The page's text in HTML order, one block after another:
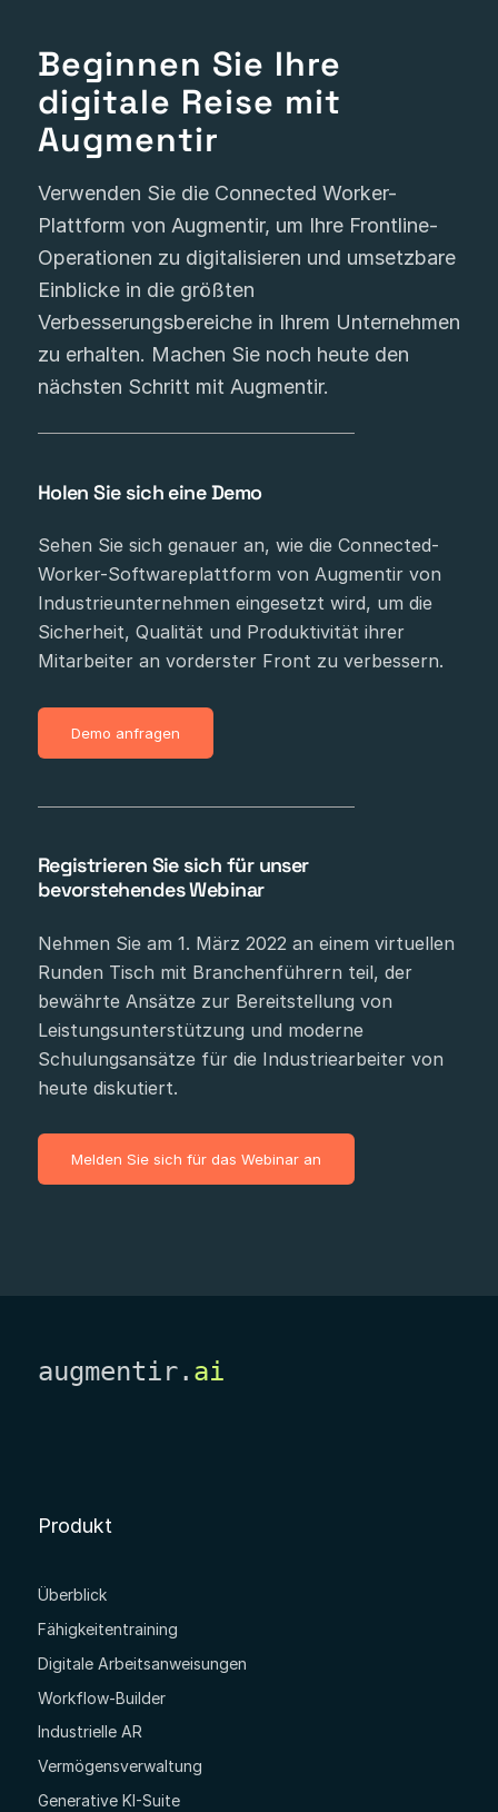
Beginnen Sie Ihre
digitale Reise mit
Augmentir
Verwenden Sie die Connected Worker-
Plattform von Augmentir, um Ihre Frontline-
Operationen zu digitalisieren und umsetzbare
Einblicke in die größten
Verbesserungsbereiche in Ihrem Unternehmen
zu erhalten. Machen Sie noch heute den
nächsten Schritt mit Augmentir.
Holen Sie sich eine Demo
Sehen Sie sich genauer an, wie die Connected-
Worker-Softwareplattform von Augmentir von
Industrieunternehmen eingesetzt wird, um die
Sicherheit, Qualität und Produktivität ihrer
Mitarbeiter an vorderster Front zu verbessern.
Demo anfragen
Registrieren Sie sich für unser
bevorstehendes Webinar
Nehmen Sie am 1. März 2022 an einem virtuellen
Runden Tisch mit Branchenführern teil, der
bewährte Ansätze zur Bereitstellung von
Leistungsunterstützung und moderne
Schulungsansätze für die Industriearbeiter von
heute diskutiert.
Melden Sie sich für das Webinar an
augmentir. ai
Produkt
Überblick
Fähigkeitentraining
Digitale Arbeitsanweisungen
Workflow-Builder
Industrielle AR
Vermögensverwaltung
Generative KI-Suite